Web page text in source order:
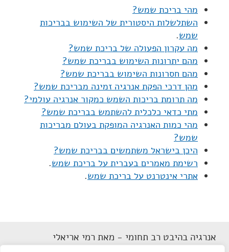
מהי בריכת שמש?
השתלשלות היסטורית של השימוש בבריכות
שמש.
מה עקרון הפעולה של בריכת שמש?
מהם יתרונות השימוש בבריכת שמש?
מהם חסרונות השימוש בבריכת שמש?
מהן דרכי הפקת אנרגיה זמינה מבריכת שמש?
מה תרומת בריכות השמש כמקור אנרגיה עולמי?
מתי כדאי כלכלית להשתמש בבריכת שמש?
מהי כמות האנרגיה המופקת בעולם מבריכות
שמש?
היכן בישראל משתמשים בבריכת שמש?
רשימת מאמרים בעברית על בריכת שמש.
אתרי אינטרנט על בריכת שמש.
אנרגיה בהיבט רב תחומי - מאת רמי אריאלי